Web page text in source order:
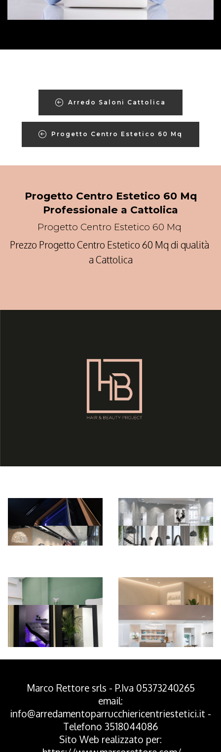
Arredo Saloni Cattolica
Progetto Centro Estetico 60 Mq
Progetto Centro Estetico 60 Mq
Professionale a Cattolica
Progetto Centro Estetico 60 Mq
Prezzo Progetto Centro Estetico 60 Mq di qualità
a Cattolica
Marco Rettore srls - P.Iva 05373240265
email:
info@arredamentoparrucchiericentriestetici.it -
Telefono 3518044086
Sito Web realizzato per: